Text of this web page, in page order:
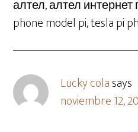
алтел, алтел
phone model pi, tesla pi
Lucky colasays
noviembre 12,